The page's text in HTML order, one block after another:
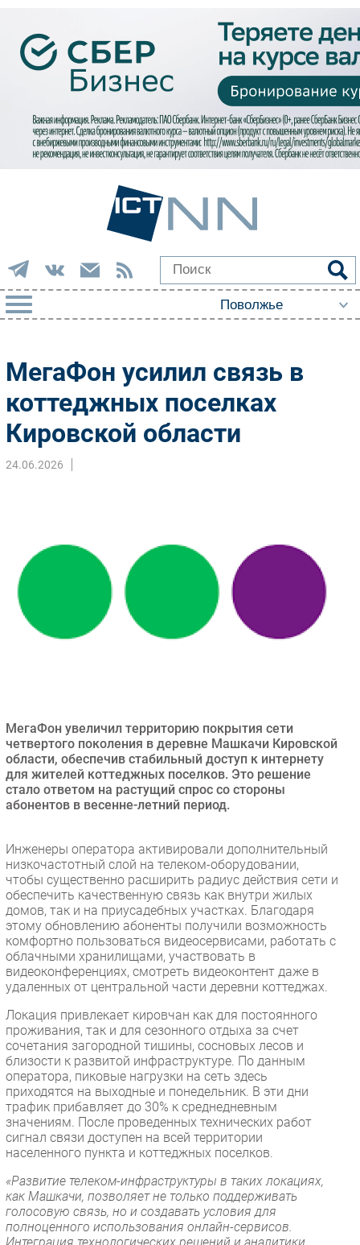
Импорто­замещение
Автоматизация Промышленности
Интернет
Мобильная связь
Фиксированная связь
Торговые сети
Оборудование
Outsourcing
Web
Безопасность
Инновации
CIO/Управление ИТ
Гаджеты
РАЗДЕЛЫ
Новости
Аналитика
Интервью
Мероприятия
IT класс
Тестовый стенд
Каталог компаний
МегаФон усилил связь в
коттеджных поселках
Кировской области
24.06.2026
МегаФон увеличил территорию покрытия сети
четвертого поколения в деревне Машкачи Кировской
области, обеспечив стабильный доступ к интернету
для жителей коттеджных поселков. Это решение
стало ответом на растущий спрос со стороны
абонентов в весенне-летний период.
Инженеры оператора активировали дополнительный
низкочастотный слой на телеком-оборудовании,
чтобы существенно расширить радиус действия сети и
обеспечить качественную связь как внутри жилых
домов, так и на приусадебных участках. Благодаря
этому обновлению абоненты получили возможность
комфортно пользоваться видеосервисами, работать с
облачными хранилищами, участвовать в
видеоконференциях, смотреть видеоконтент даже в
удаленных от центральной части деревни коттеджах.
Локация привлекает кировчан как для постоянного
проживания, так и для сезонного отдыха за счет
сочетания загородной тишины, сосновых лесов и
близости к развитой инфраструктуре. По данным
оператора, пиковые нагрузки на сеть здесь
приходятся на выходные и понедельник. В эти дни
трафик прибавляет до 30% к среднедневным
значениям. После проведенных технических работ
сигнал связи доступен на всей территории
населенного пункта и коттеджных поселков.
«Развитие телеком-инфраструктуры в таких локациях,
как Машкачи, позволяет не только поддерживать
голосовую связь, но и создавать условия для
полноценного использования онлайн-сервисов.
Интеграция технологических решений и аналитики